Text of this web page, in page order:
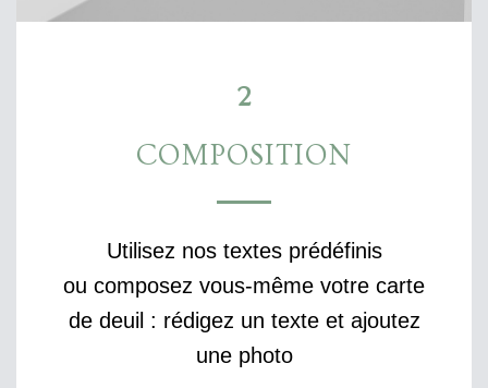
2
COMPOSITION
Utilisez nos textes prédéfinis
ou composez vous-même votre carte
de deuil : rédigez un texte et ajoutez
une photo